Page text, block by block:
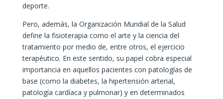
deporte.
Pero, además, la Organización Mundial de la Salud
define la fisioterapia como el arte y la ciencia del
tratamiento por medio de, entre otros, el ejercicio
terapéutico. En este sentido, su papel cobra especial
importancia en aquellos pacientes con patologías de
base (como la diabetes, la hipertensión arterial,
patología cardíaca y pulmonar) y en determinados